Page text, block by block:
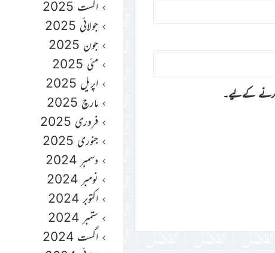
کرنے کےلیے۔
اگست 2025
جولائی 2025
جون 2025
مئی 2025
اپریل 2025
مارچ 2025
فروری 2025
جنوری 2025
دسمبر 2024
نومبر 2024
اکتوبر 2024
ستمبر 2024
اگست 2024